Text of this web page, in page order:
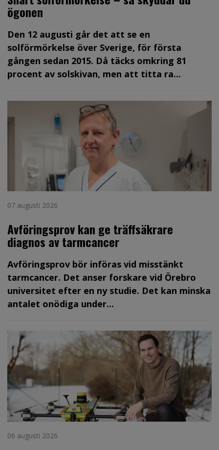
ögonen
Den 12 augusti går det att se en
solförmörkelse över Sverige, för första
gången sedan 2015. Då täcks omkring 81
procent av solskivan, men att titta ra...
07 augusti 2026
Avföringsprov kan ge träffsäkrare
diagnos av tarmcancer
Avföringsprov bör införas vid misstänkt
tarmcancer. Det anser forskare vid Örebro
universitet efter en ny studie. Det kan minska
antalet onödiga under...
06 augusti 2026